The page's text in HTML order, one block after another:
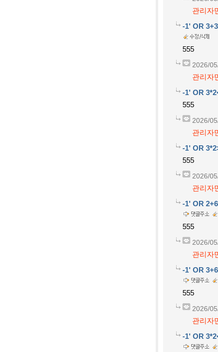
관리자
-1' OR
555
2026/
관리자
-1' OR
555
2026/
관리자
-1' OR
555
2026/
관리자
-1' OR
555
2026/
관리자
-1' OR
555
2026/
관리자
-1' OR